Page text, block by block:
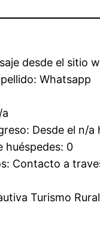
desde el sitio
Whatsapp
Desde el n/a
huéspedes: 0
Contacto a
Turismo Rural